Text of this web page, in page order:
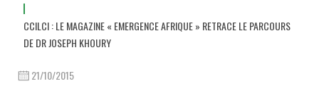
CCILCI : LE MAGAZINE « EMERGENCE AFRIQUE » RETRACE LE PARCOURS
DE DR JOSEPH KHOURY
21/10/2015